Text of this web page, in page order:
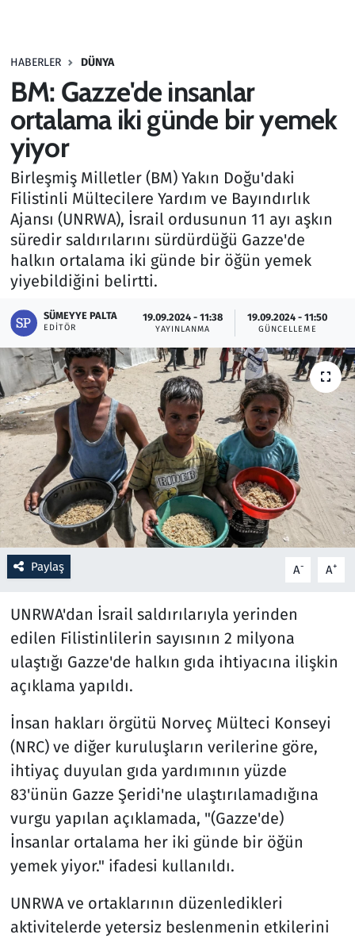
HABERLER DÜNYA
BM: Gazze'de insanlar
ortalama iki günde bir yemek
yiyor
Birleşmiş Milletler (BM) Yakın Doğu'daki
Filistinli Mültecilere Yardım ve Bayındırlık
Ajansı (UNRWA), İsrail ordusunun 11 ayı aşkın
süredir saldırılarını sürdürdüğü Gazze'de
halkın ortalama iki günde bir öğün yemek
yiyebildiğini belirtti.
SÜMEYYE PALTA
EDITÖR
19.09.2024 - 11:38
YAYINLANMA
19.09.2024 - 11:50
GÜNCELLEME
Paylaş A- A+
UNRWA'dan İsrail saldırılarıyla yerinden
edilen Filistinlilerin sayısının 2 milyona
ulaştığı Gazze'de halkın gıda ihtiyacına ilişkin
açıklama yapıldı.
İnsan hakları örgütü Norveç Mülteci Konseyi
(NRC) ve diğer kuruluşların verilerine göre,
ihtiyaç duyulan gıda yardımının yüzde
83'ünün Gazze Şeridi'ne ulaştırılamadığına
vurgu yapılan açıklamada, "(Gazze'de)
İnsanlar ortalama her iki günde bir öğün
yemek yiyor." ifadesi kullanıldı.
UNRWA ve ortaklarının düzenledikleri
aktivitelerde yetersiz beslenmenin etkilerini
Haber
Kültür Sanat
Kurumsal Haberler
Lezzet Durağı
Memur ve Kamu
Otomobil
Oyun
Ramazan
Resmi İlanlar
Rüya Tabirleri
Sağlık
Savunma Sanayi
Seçim 2023
Teknoloji ve Bilim
Televizyon